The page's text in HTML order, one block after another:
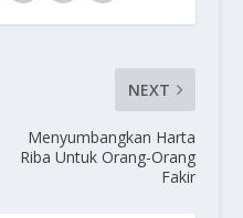
NEXT
Menyumbangkan Harta
Riba Untuk Orang-Orang
Fakir